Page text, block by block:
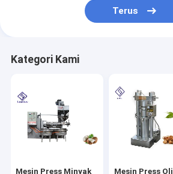
Permintaan Penawaran
Mesin Press Oli Hidrolik
mesin press sekrup minyak
Terus
Kategori Kami
Mesin Press Minyak Mesin Press Oli